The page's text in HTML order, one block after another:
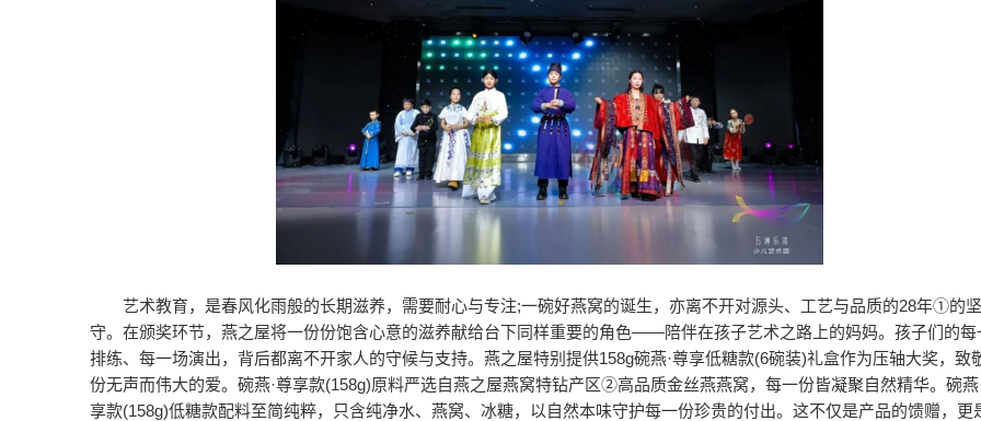
艺术教育，是春风化雨般的长期滋养，需要耐心与专注;一碗好燕窝的诞生，亦离不开对源头、工艺与品质的28年①的坚
守。在颁奖环节，燕之屋将一份份饱含心意的滋养献给台下同样重要的角色——陪伴在孩子艺术之路上的妈妈。孩子们的每
排练、每一场演出，背后都离不开家人的守候与支持。燕之屋特别提供158g碗燕·尊享低糖款(6碗装)礼盒作为压轴大奖，致
份无声而伟大的爱。碗燕·尊享款(158g)原料严选自燕之屋燕窝特钻产区②高品质金丝燕燕窝，每一份皆凝聚自然精华。碗燕
享款(158g)低糖款配料至简纯粹，只含纯净水、燕窝、冰糖，以自然本味守护每一份珍贵的付出。这不仅是产品的馈赠，更